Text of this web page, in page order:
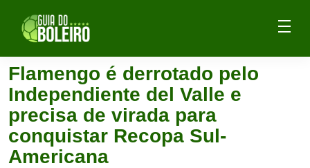
Flamengo é derrotado pelo
Independiente del Valle e
precisa de virada para
conquistar Recopa Sul-
Americana